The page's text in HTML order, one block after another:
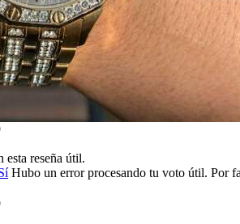
esta reseña útil.
Hubo un error procesando tu voto útil. Por